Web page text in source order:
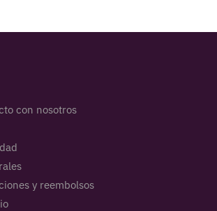
con nosotros
y reembolsos